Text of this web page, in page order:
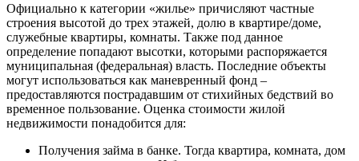
Официально к категории «жилье» причисляют частные
строения высотой до трех этажей, долю в квартире/доме,
служебные квартиры, комнаты. Также под данное
определение попадают высотки, которыми распоряжается
муниципальная (федеральная) власть. Последние объекты
могут использоваться как маневренный фонд –
предоставляются пострадавшим от стихийных бедствий во
временное пользование. Оценка стоимости жилой
недвижимости понадобится для:
Получения займа в банке. Тогда квартира, комната, дом